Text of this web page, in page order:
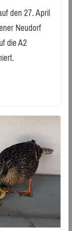
den 27. April
Neudorf
die A2